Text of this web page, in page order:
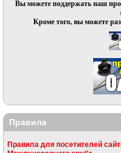
Вы можете поддержать наш
Кроме того, вы можете
Правила
Правила для посетителей